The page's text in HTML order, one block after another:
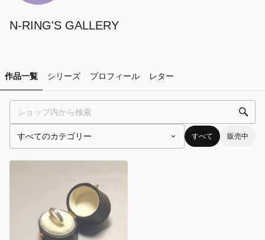
N-RING'S GALLERY
作品一覧 シリーズ プロフィール レター
すべて 販売中